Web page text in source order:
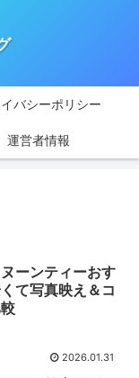
バシーポリシー
運営者情報
ーンティーおす
て写真映え＆コ
2026.01.31